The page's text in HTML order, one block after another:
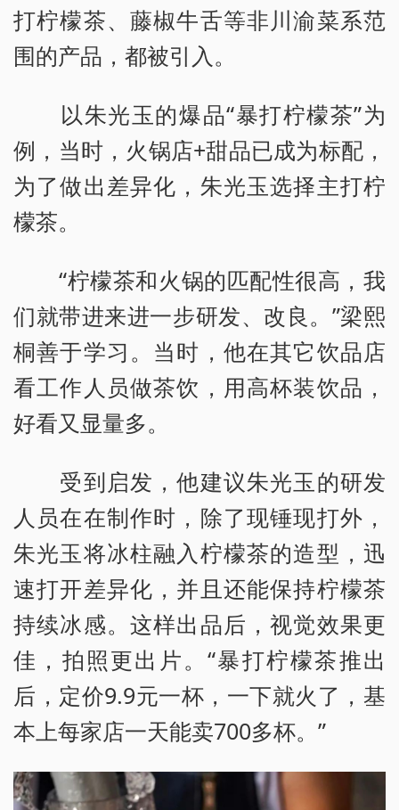
打柠檬茶、藤椒牛舌等非川渝菜系范
围的产品，都被引入。
以朱光玉的爆品“暴打柠檬茶”为
例，当时，火锅店+甜品已成为标配，
为了做出差异化，朱光玉选择主打柠
檬茶。
“柠檬茶和火锅的匹配性很高，我
们就带进来进一步研发、改良。”梁熙
桐善于学习。当时，他在其它饮品店
看工作人员做茶饮，用高杯装饮品，
好看又显量多。
受到启发，他建议朱光玉的研发
人员在在制作时，除了现锤现打外，
朱光玉将冰柱融入柠檬茶的造型，迅
速打开差异化，并且还能保持柠檬茶
持续冰感。这样出品后，视觉效果更
佳，拍照更出片。“暴打柠檬茶推出
后，定价9.9元一杯，一下就火了，基
本上每家店一天能卖700多杯。”